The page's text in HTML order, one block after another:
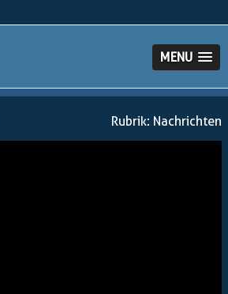
MENU
Rubrik: Nachrichten